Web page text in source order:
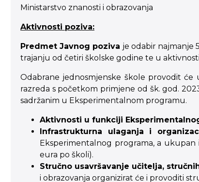
Ministarstvo znanosti i obrazovanja
Aktivnosti poziva:
Predmet Javnog poziva je odabir najmanje
trajanju od četiri školske godine te u
Odabrane jednosmjenske škole provodit će
razreda s početkom primjene od šk. god.
sadržanim u Eksperimentalnom programu.
Aktivnosti u funkciji
Infrastrukturna ulaganja i
Eksperimentalnog programa, a
eura po školi).
Stručno usavršavanje učitelja,
i obrazovanja organizirat će i provoditi